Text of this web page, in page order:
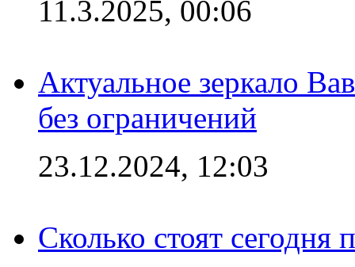
11.3.2025, 00:06
Актуальное зеркало
без ограничений
23.12.2024, 12:03
Сколько стоят сегодня